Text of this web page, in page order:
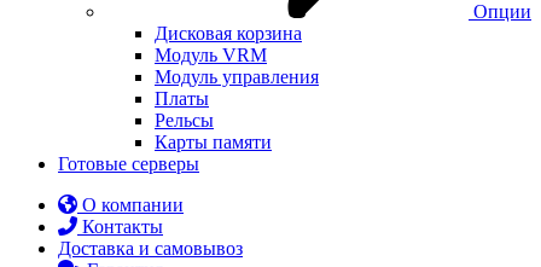
Опции
Дисковая корзина
Модуль VRM
Модуль управления
Платы
Рельсы
Карты памяти
Готовые серверы
О компании
Контакты
Доставка и самовывоз